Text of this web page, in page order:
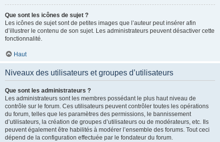
Que sont les icônes de sujet ?
Les icônes de sujet sont de petites images que l’auteur peut insérer afin
d’illustrer le contenu de son sujet. Les administrateurs peuvent désactiver cette
fonctionnalité.
Haut
Niveaux des utilisateurs et groupes d’utilisateurs
Que sont les administrateurs ?
Les administrateurs sont les membres possédant le plus haut niveau de
contrôle sur le forum. Ces utilisateurs peuvent contrôler toutes les opérations
du forum, telles que les paramètres des permissions, le bannissement
d’utilisateurs, la création de groupes d’utilisateurs ou de modérateurs, etc. Ils
peuvent également être habilités à modérer l’ensemble des forums. Tout ceci
dépend de la configuration effectuée par le fondateur du forum.